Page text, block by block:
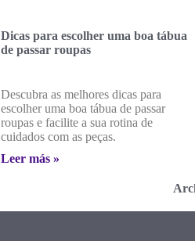
Dicas para escolher uma boa tábua
de passar roupas
Descubra as melhores dicas para
escolher uma boa tábua de passar
roupas e facilite a sua rotina de
cuidados com as peças.
Leer más »